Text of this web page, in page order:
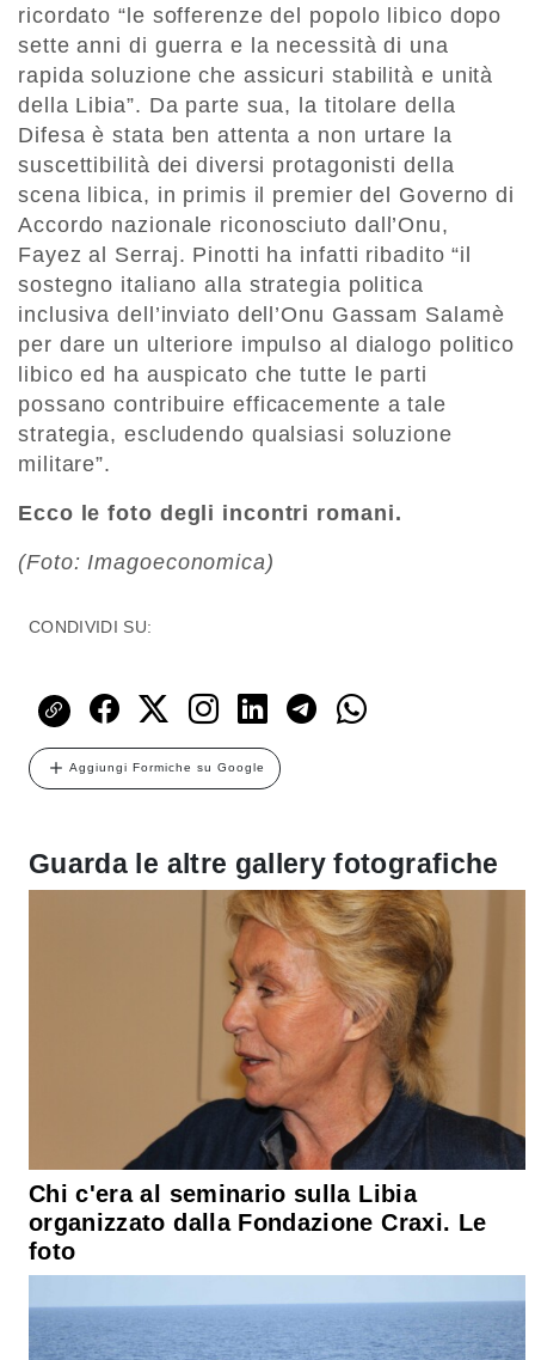
ricordato “le sofferenze del popolo libico dopo
sette anni di guerra e la necessità di una
rapida soluzione che assicuri stabilità e unità
della Libia”. Da parte sua, la titolare della
Difesa è stata ben attenta a non urtare la
suscettibilità dei diversi protagonisti della
scena libica, in primis il premier del Governo di
Accordo nazionale riconosciuto dall’Onu,
Fayez al Serraj. Pinotti ha infatti ribadito “il
sostegno italiano alla strategia politica
inclusiva dell’inviato dell’Onu Gassam Salamè
per dare un ulteriore impulso al dialogo politico
libico ed ha auspicato che tutte le parti
possano contribuire efficacemente a tale
strategia, escludendo qualsiasi soluzione
militare”.
Ecco le foto degli incontri romani.
(Foto: Imagoeconomica)
CONDIVIDI SU:
Aggiungi Formiche su Google
Guarda le altre gallery fotografiche
Chi c'era al seminario sulla Libia
organizzato dalla Fondazione Craxi. Le
foto